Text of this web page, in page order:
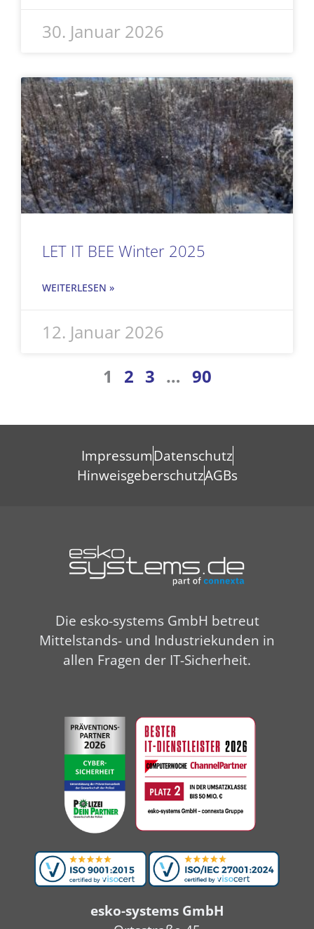
30. Januar 2026
LET IT BEE Winter 2025
WEITERLESEN »
12. Januar 2026
1 2 3 … 90
ImpressumDatenschutz
HinweisgeberschutzAGBs
Die esko-systems GmbH betreut
Mittelstands- und Industriekunden in
allen Fragen der IT-Sicherheit.
esko-systems GmbH